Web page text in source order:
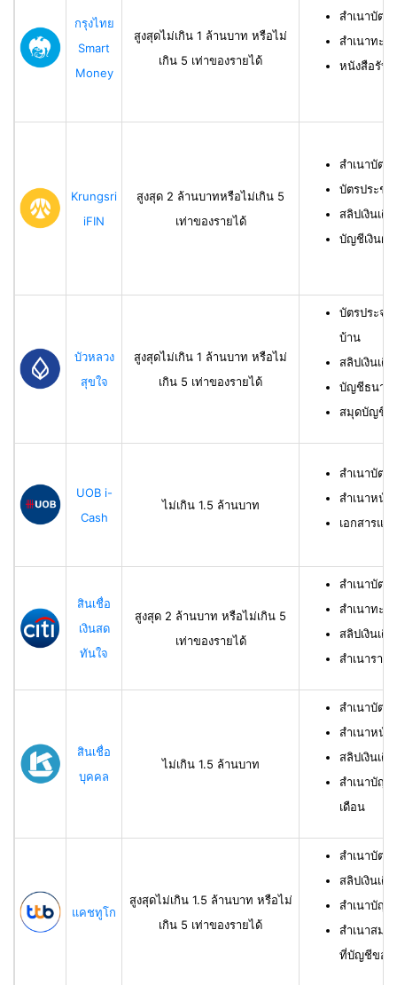
กรุงไทย
Smart
Money
สูงสุดไม่เกิน 1 ล้านบาท หรือไม่
เกิน 5 เท่าของรายได้
สำเนาบัตร
สำเนาทะเ
หนังสือรับร
Krungsri
iFIN
สูงสุด 2 ล้านบาทหรือไม่เกิน 5
เท่าของรายได้
สำเนาบัตร
บัตรประช
สลิปเงินเดื
บัญชีเงินฝา
บัวหลวง
สุขใจ
สูงสุดไม่เกิน 1 ล้านบาท หรือไม่
เกิน 5 เท่าของรายได้
บัตรประจำ
บ้าน
สลิปเงินเดื
บัญชีธนาคา
สมุดบัญชีธ
UOB i-
Cash
ไม่เกิน 1.5 ล้านบาท
สำเนาบัตร
สำเนาหน้
เอกสารแส
สินเชื่อ
เงินสด
ทันใจ
สูงสุด 2 ล้านบาท หรือไม่เกิน 5
เท่าของรายได้
สำเนาบัตร
สำเนาทะเ
สลิปเงินเดื
สำเนาราย
สินเชื่อ
บุคคล
ไม่เกิน 1.5 ล้านบาท
สำเนาบัตร
สำเนาหน้
สลิปเงินเดื
สำเนาบัญชี
เดือน
แคชทูโก
สูงสุดไม่เกิน 1.5 ล้านบาท หรือไม่
เกิน 5 เท่าของรายได้
สำเนาบัตร
สลิปเงินเดื
สำเนาบัญ
สำเนาสมุด
ที่บัญชีของ